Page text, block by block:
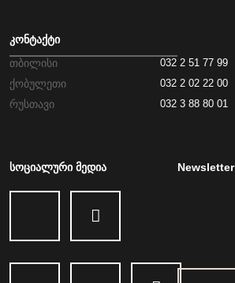
კონტაქტი
თბილისი
032 2 51 77 99
ქობულეთი 032 2 02 22 00
რუსთავი 032 3 88 80 01
სოციალური მედია Newsletter